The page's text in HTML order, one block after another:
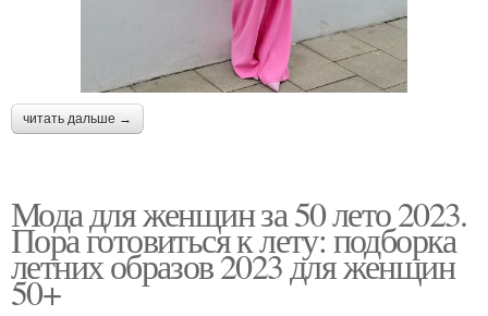
читать дальше →
Мода для женщин за 50 лето 2023.
Пора готовиться к лету: подборка
летних образов 2023 для женщин
50+